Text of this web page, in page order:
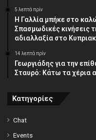
5 λεπτά πρίν
Η Γαλλία μπήκε στο
Σπασμωδικές κινήσεις
αδιαλλαξία στο
14 λεπτά πρίν
Γεωργιάδης για την
Σταυρό: Κάτω τα χέρια
Κατηγορίες
Chat
Events